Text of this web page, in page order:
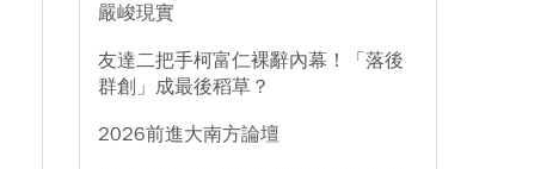
嚴峻現實
友達二把手柯富仁裸辭內幕！「落後
群創」成最後稻草？
2026前進大南方論壇